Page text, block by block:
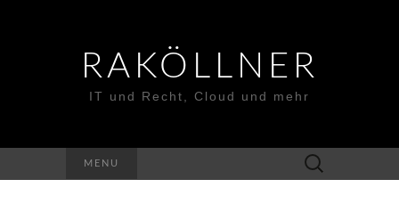
RAKÖLLNER
IT und Recht, Cloud und mehr
MENU
Suchen
nach: